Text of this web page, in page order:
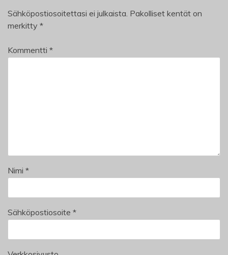
Sähköpostiosoitettasi ei julkaista. Pakolliset kentät on
merkitty *
Kommentti *
Nimi *
Sähköpostiosoite *